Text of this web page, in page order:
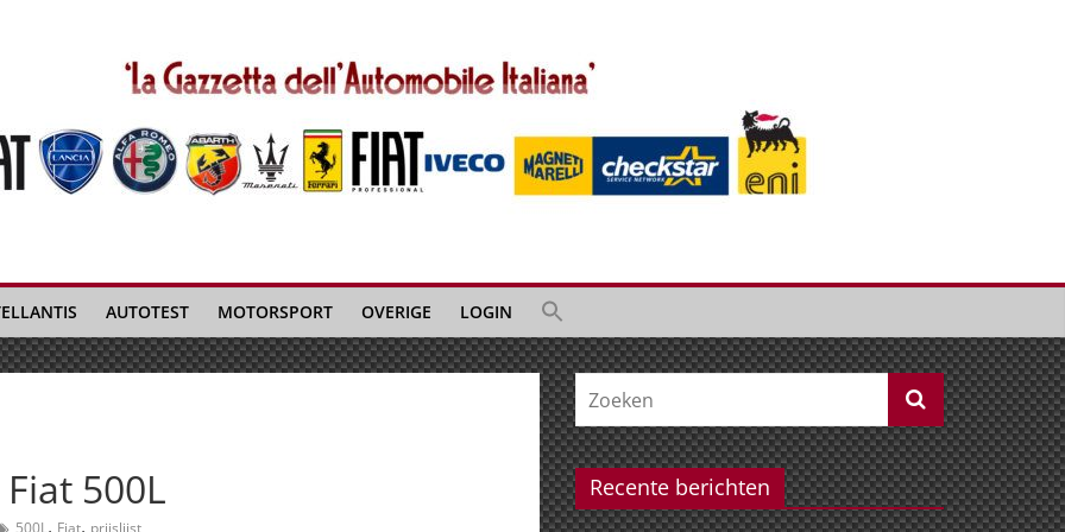
AUTOTEST MOTORSPORT OVERIGE LOGIN
500L
500L, Fiat, prijslijst
Recente berichten